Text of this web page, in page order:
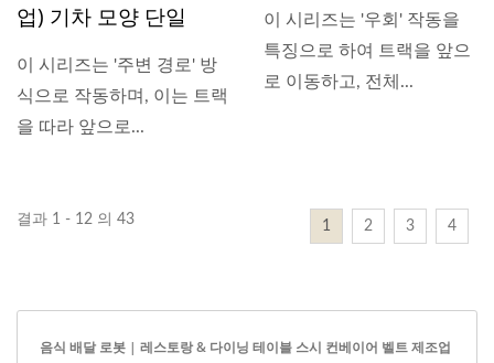
업) 기차 모양 단일
이 시리즈는 '주변 경로' 방
식으로 작동하며, 이는 트랙
을 따라 앞으로...
이 시리즈는 '우회' 작동을
특징으로 하여 트랙을 앞으
로 이동하고, 전체...
결과 1 - 12 의 43 1 2 3 4
음식 배달 로봇 | 레스토랑 & 다이닝 테이블 스시 컨베이어 벨트 제조업